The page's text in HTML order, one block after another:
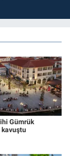
Gümrük
kavuştu